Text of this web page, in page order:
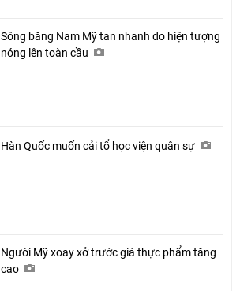
Sông băng Nam Mỹ tan nhanh do hiện tượng
nóng lên toàn cầu
Hàn Quốc muốn cải tổ học viện quân sự
Người Mỹ xoay xở trước giá thực phẩm tăng
cao